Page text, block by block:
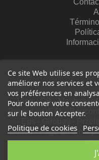
Ce site Web utilise ses
améliorer nos services et
vos préférences en
Pour donner votre
sur le bouton Accepter.
Politique de cookies
Visa - CB -
Paypal - iDEAL -
Button - Pago en 3 o 4